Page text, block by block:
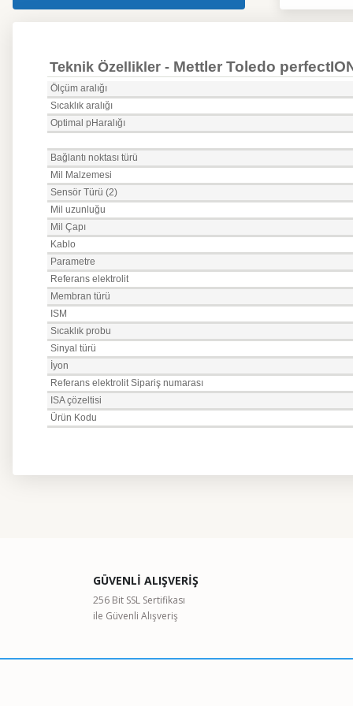
Teknik Özellikler - Mettler Toledo
Ölçüm aralığı
Sıcaklık aralığı
Optimal pHaralığı
Bağlantı noktası türü
Mil Malzemesi
Sensör Türü (2)
Mil uzunluğu
Mil Çapı
Kablo
Parametre
Referans elektrolit
Membran türü
ISM
Sıcaklık probu
Sinyal türü
İyon
Referans elektrolit Sipariş numarası
ISA çözeltisi
Ürün Kodu
Ürün açıklamasında eksik bilgiler bulunuyor.
Ürün bilgilerinde hatalar bulunuyor.
GÜVENLİ ALIŞVERİŞ
256 Bit SSL Sertifikası
ile Güvenli Alışveriş